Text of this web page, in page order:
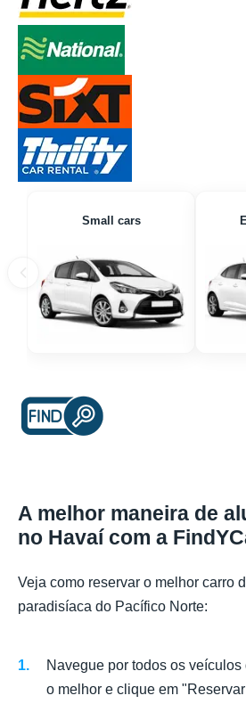
Small cars
A melhor maneira de
no Havaí com a
Veja como reservar o melhor carro
paradisíaca do Pacífico Norte:
Navegue por todos os
o melhor e clique em